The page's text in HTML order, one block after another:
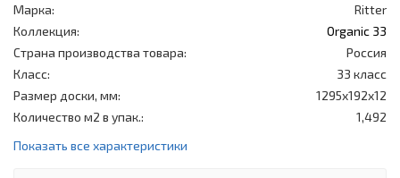
Марка:
Ritter
Коллекция:
Organic 33
Страна производства товара:
Россия
Класс:
33 класс
Размер доски, мм:
1295x192x12
Количество м2 в упак.:
1,492
Показать все характеристики